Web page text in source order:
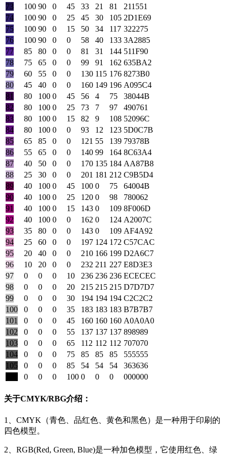
73
100 90 0 45 33 21 81
211551
74
100 90 0 25 45 30 105 2D1E69
75
100 90 0 15 50 34 117 322275
76
100 90 0 0 58 40 133 3A2885
77
85 80 0 0 81 31 144 511F90
78
75 65 0 0 99 91 162 635BA2
79
60 55 0 0 130 115 176 8273B0
80
45 40 0 0 160 149 196 A095C4
81
80 100 0 45 56 4 75
38044B
82
80 100 0 25 73 7 97
490761
83
80 100 0 15 82 9 108 52096C
84
80 100 0 0 93 12 123 5D0C7B
85
65 85 0 0 121 55 139 79378B
86
55 65 0 0 140 99 164 8C63A4
87
40 50 0 0 170 135 184 AA87B8
88
25 30 0 0 201 181 212 C9B5D4
89
40 100 0 45 100 0 75
64004B
90
40 100 0 25 120 0 98
780062
91
40 100 0 15 143 0 109 8F006D
92
40 100 0 0 162 0 124 A2007C
93
35 80 0 0 143 0 109 AF4A92
94
25 60 0 0 197 124 172 C57CAC
95
20 40 0 0 210 166 199 D2A6C7
96
10 20 0 0 232 211 227 E8D3E3
97
0 0 0 10 236 236 236 ECECEC
98
0 0 0 20 215 215 215 D7D7D7
99
0 0 0 30 194 194 194 C2C2C2
100
0 0 0 35 183 183 183 B7B7B7
101
0 0 0 45 160 160 160 A0A0A0
102
0 0 0 55 137 137 137 898989
103
0 0 0 65 112 112 112 707070
104
0 0 0 75 85 85 85
555555
105
0 0 0 85 54 54 54
363636
0 0 0 100 0 0 0 000000
关于CMYK/RBG介绍：
1、CMYK（青色、品红色、黄色和黑色）是一种用于印刷的
四色模型。
2、RGB(Red, Green, Blue)是一种加色模型，它使用红色、绿